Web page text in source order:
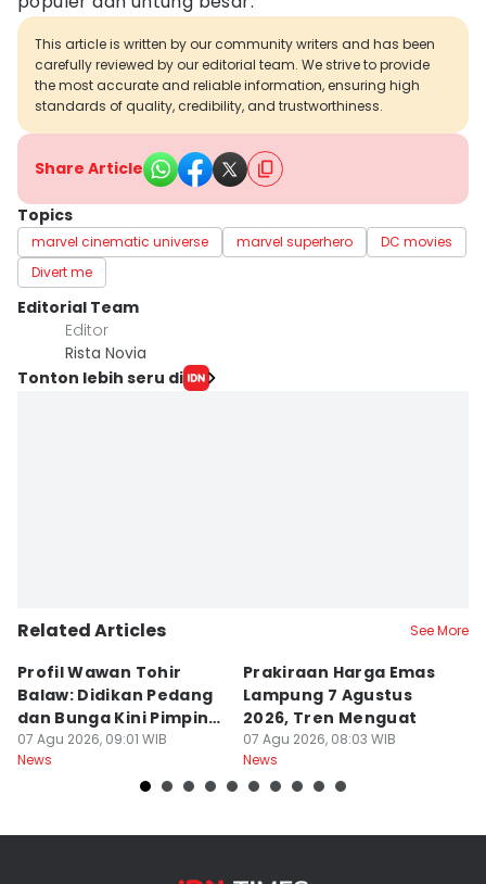
This article is written by our community writers and has been
carefully reviewed by our editorial team. We strive to provide
the most accurate and reliable information, ensuring high
standards of quality, credibility, and trustworthiness.
Share Article
Topics
marvel cinematic universe marvel superhero
DC movies
Divert me
Editorial Team
Editor
Rista Novia
Tonton lebih seru di
Related Articles See More
Profil Wawan Tohir
Balaw: Didikan Pedang
dan Bunga Kini Pimpin
PRI Lampung
07 Agu 2026, 09:01 WIB
News
Prakiraan Harga Emas
Lampung 7 Agustus
2026, Tren Menguat
07 Agu 2026, 08:03 WIB
News